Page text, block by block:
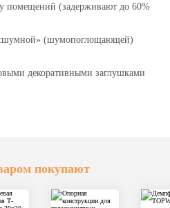
помещений (задерживают до 60%
(шумопоглощающей)
декоративными заглушками
покупают